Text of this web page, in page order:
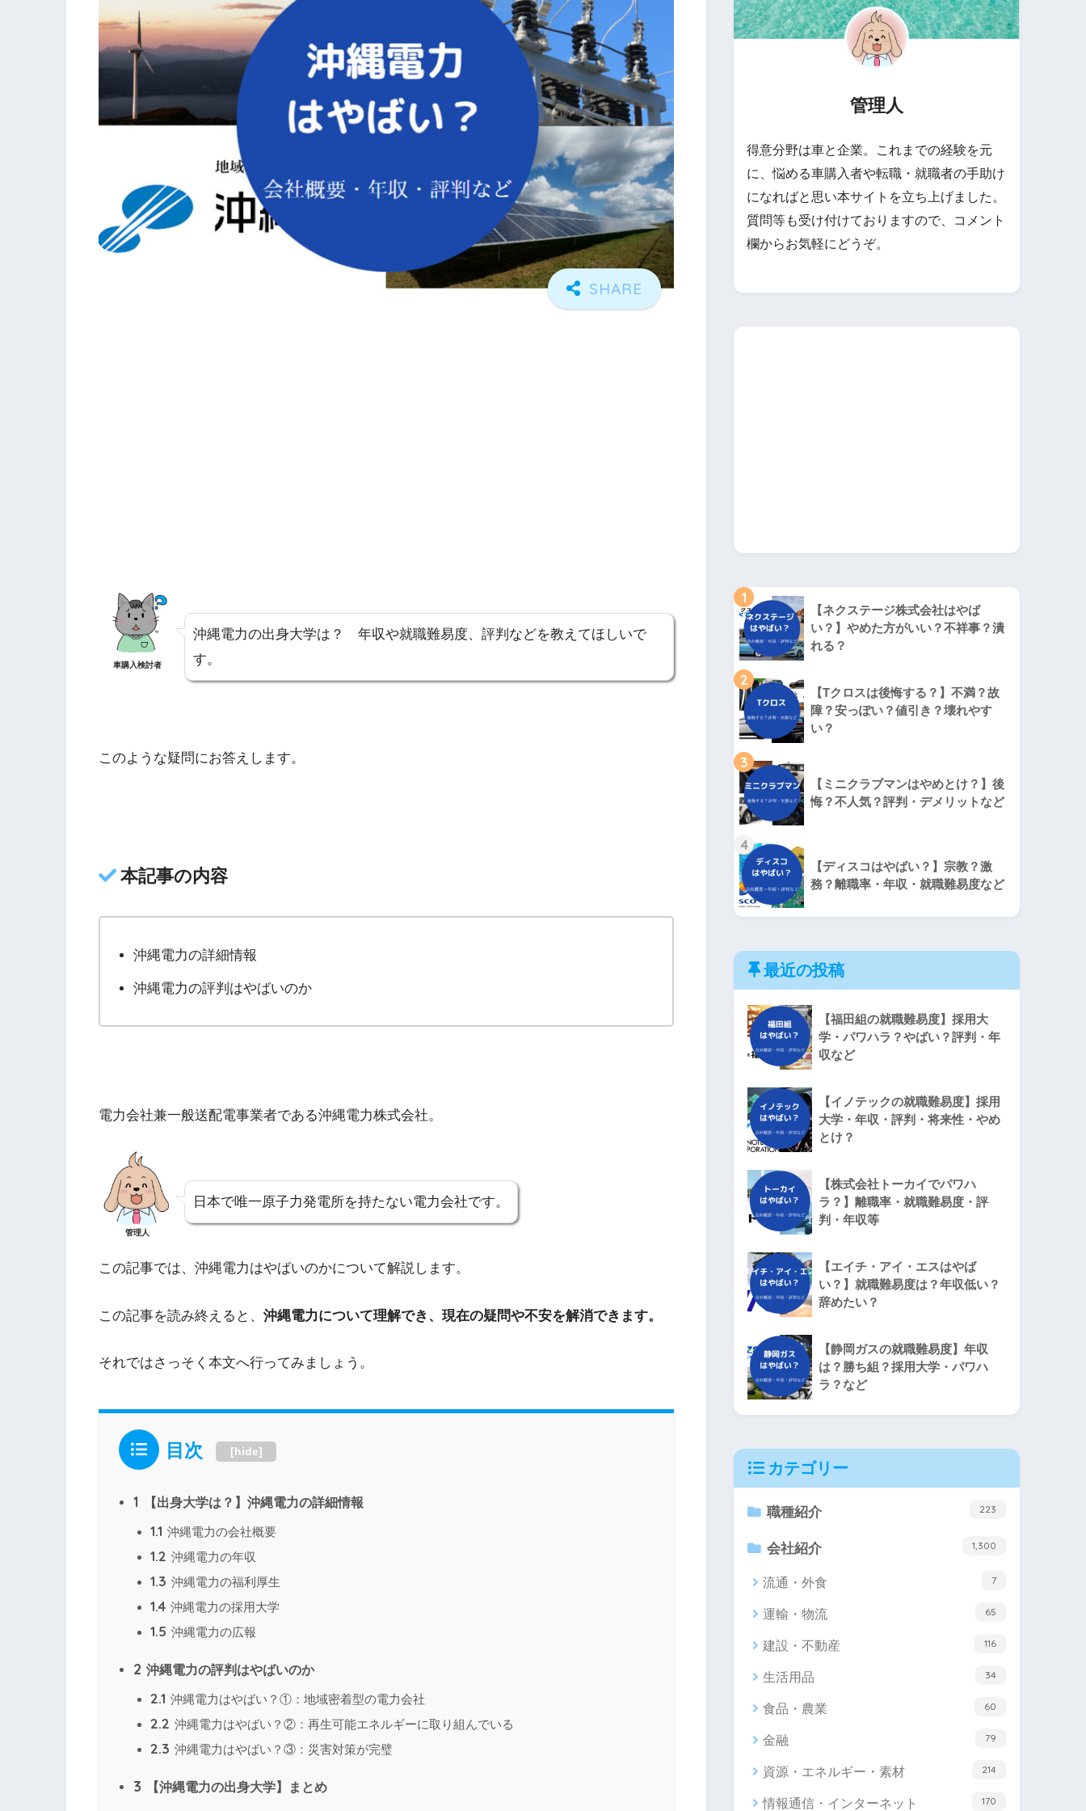
車購入検討者
沖縄電力の出身大学は？ 年収や就職難易度、評判などを教えてほしいで
す。
このような疑問にお答えします。
本記事の内容
沖縄電力の詳細情報
沖縄電力の評判はやばいのか
電力会社兼一般送配電事業者である沖縄電力株式会社。
管理人
日本で唯一原子力発電所を持たない電力会社です。
この記事では、沖縄電力はやばいのかについて解説します。
この記事を読み終えると、 沖縄電力について理解でき、現在の疑問や不安を解消できます。
それではさっそく本文へ行ってみましょう。
目次 [hide]
1 【出身大学は？】沖縄電力の詳細情報
1.1 沖縄電力の会社概要
1.2 沖縄電力の年収
1.3 沖縄電力の福利厚生
1.4 沖縄電力の採用大学
1.5 沖縄電力の広報
2 沖縄電力の評判はやばいのか
2.1 沖縄電力はやばい？①：地域密着型の電力会社
2.2 沖縄電力はやばい？②：再生可能エネルギーに取り組んでいる
2.3 沖縄電力はやばい？③：災害対策が完璧
3 【沖縄電力の出身大学】まとめ
管理人
得意分野は車と企業。これまでの経験を元
に、悩める車購入者や転職・就職者の手助け
になればと思い本サイトを立ち上げました。
質問等も受け付けておりますので、コメント
欄からお気軽にどうぞ。
1
【ネクステージ株式会社はやば
い？】やめた方がいい？不祥事？潰
れる？
2
【Tクロスは後悔する？】不満？故
障？安っぽい？値引き？壊れやす
い？
3
【ミニクラブマンはやめとけ？】後
悔？不人気？評判・デメリットなど
4
【ディスコはやばい？】宗教？激
務？離職率・年収・就職難易度など
最近の投稿
【福田組の就職難易度】採用大
学・パワハラ？やばい？評判・年
収など
【イノテックの就職難易度】採用
大学・年収・評判・将来性・やめ
とけ？
【株式会社トーカイでパワハ
ラ？】離職率・就職難易度・評
判・年収等
【エイチ・アイ・エスはやば
い？】就職難易度は？年収低い？
辞めたい？
【静岡ガスの就職難易度】年収
は？勝ち組？採用大学・パワハ
ラ？など
カテゴリー
職種紹介 223
会社紹介 1,300
流通・外食 7
運輸・物流 65
建設・不動産 116
生活用品 34
食品・農業 60
金融 79
資源・エネルギー・素材 214
情報通信・インターネット 170